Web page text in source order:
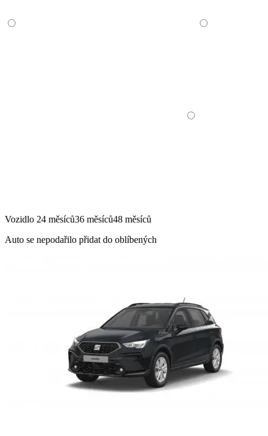
Vozidlo 24 měsíců36 měsíců48 měsíců
Auto se nepodařilo přidat do oblíbených